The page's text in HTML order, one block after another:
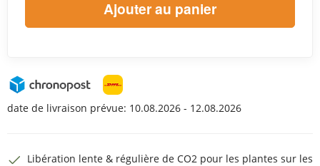
Ajouter au panier
date de livraison prévue: 10.08.2026 - 12.08.2026
Libération lente & régulière de CO2 pour les plantes sur les